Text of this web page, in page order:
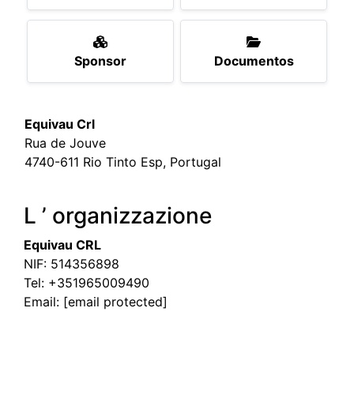
Sponsor Documentos
Equivau Crl
Rua de Jouve
4740-611 Rio Tinto Esp, Portugal
L ’ organizzazione
Equivau CRL
NIF: 514356898
Tel: +351965009490
Email: [email protected]